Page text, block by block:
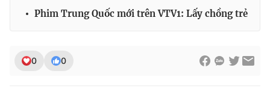
Phim Trung Quốc mới trên VTV1: Lấy chồng trẻ
0 0